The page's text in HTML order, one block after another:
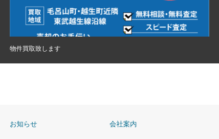
物件買取致します
お知らせ 会社案内